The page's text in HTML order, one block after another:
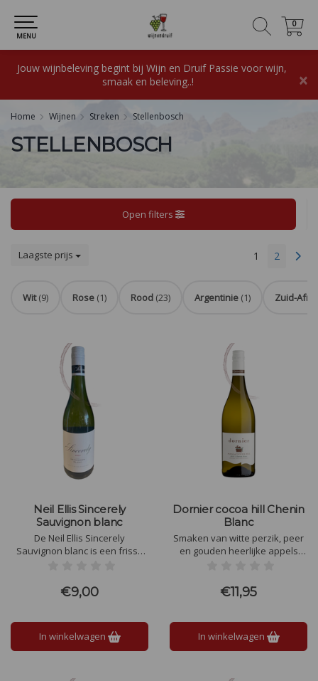
0
0
MENU
Jouw wijnbeleving begint bij Wijn en Druif Passie voor wijn,
smaak en beleving..!
×
Home Wijnen Streken Stellenbosch
STELLENBOSCH
Open filters
Laagste prijs 1 2
Wit (9) Rose (1) Rood (23) Argentinie (1) Zuid-
Neil Ellis Sincerely
Sauvignon blanc
De Neil Ellis Sincerely
Sauvignon blanc is een frisse
reflecties met in de neus veel
groen fruit zoals appel
€9,00
In winkelwagen
Dornier cocoa hill Chenin
Blanc
Smaken van witte perzik, peer
en gouden heerlijke appels
zuurgraad, waardoor er een
geconcentreerde afdronk
€11,95
In winkelwagen